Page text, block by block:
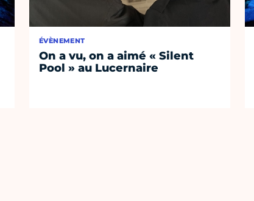
ÉVÈNEMENT
On a vu, on a aimé « Silent
Pool » au Lucernaire